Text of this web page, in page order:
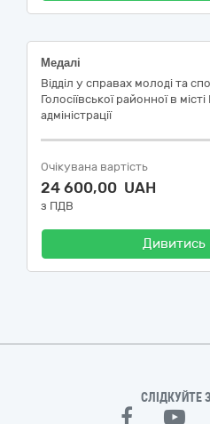
Медалі
Відділ у справах молоді та
Голосіївської районної в
адміністрації
Очікувана вартість
24 600,00 UAH
з ПДВ
Дивитись
СЛІДКУЙТЕ